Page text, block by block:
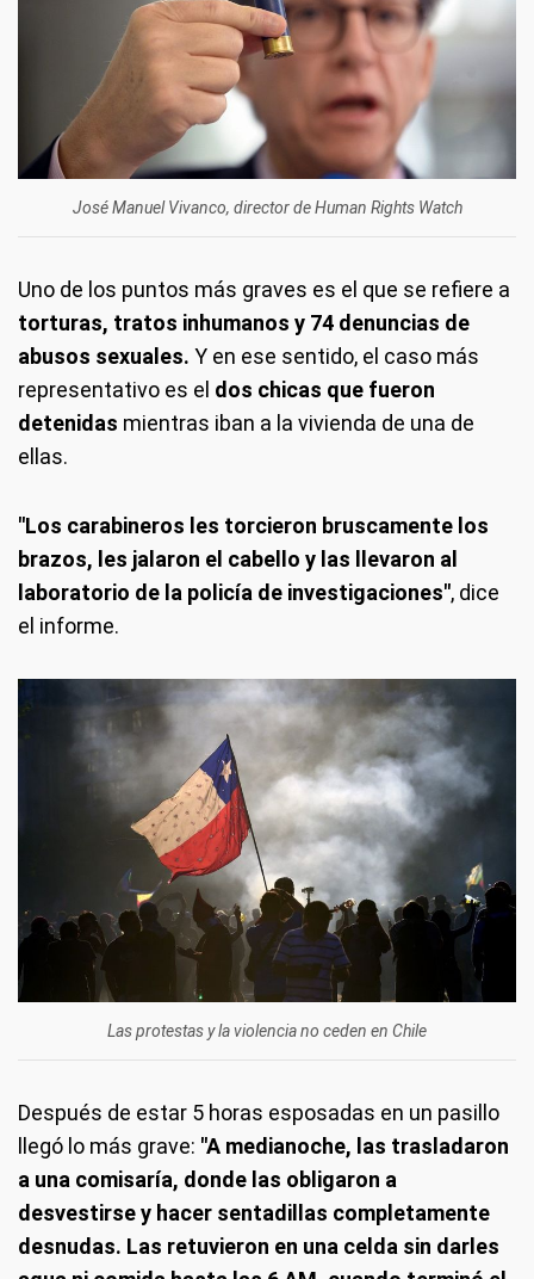
José Manuel Vivanco, director de Human Rights Watch
Uno de los puntos más graves es el que se refiere a
torturas, tratos inhumanos y 74 denuncias de
abusos sexuales. Y en ese sentido, el caso más
representativo es el dos chicas que fueron
detenidas mientras iban a la vivienda de una de
ellas.
"Los carabineros les torcieron bruscamente los
brazos, les jalaron el cabello y las llevaron al
laboratorio de la policía de investigaciones", dice
el informe.
Las protestas y la violencia no ceden en Chile
Después de estar 5 horas esposadas en un pasillo
llegó lo más grave: "A medianoche, las trasladaron
a una comisaría, donde las obligaron a
desvestirse y hacer sentadillas completamente
desnudas. Las retuvieron en una celda sin darles